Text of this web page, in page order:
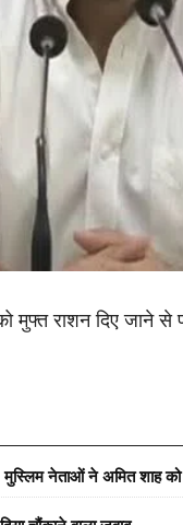
को मुफ्त राशन दिए
नेताओं ने अमित शाह को